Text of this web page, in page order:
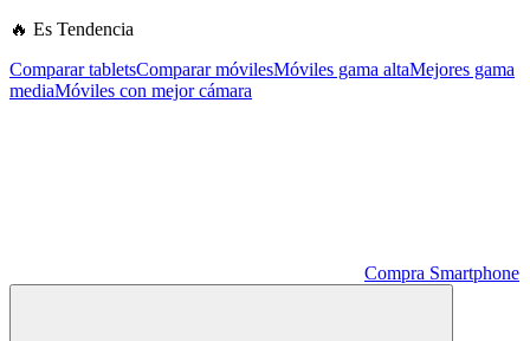
🔥 Es Tendencia
Comparar tabletsComparar móvilesMóviles gama altaMejores gama
mediaMóviles con mejor cámara
Compra Smartphone